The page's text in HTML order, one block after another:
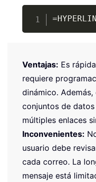
Ventajas: Es
requiere
dinámico.
conjuntos de
múltiples enlaces
Inconvenientes:
usuario debe
cada correo. La
mensaje está